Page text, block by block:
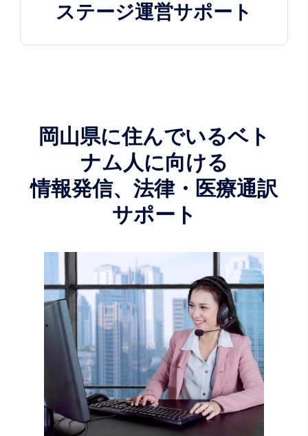
ステージ運営サポート
岡山県に住んでいるベト
ナム人に向ける
情報発信、法律・医療通訳
サポート